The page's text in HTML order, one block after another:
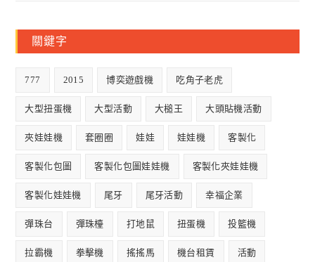
關鍵字
777 2015 博奕遊戲機 吃角子老虎
大型扭蛋機 大型活動 大槌王 大頭貼機活動
夾娃娃機 套圈圈 娃娃 娃娃機 客製化
客製化包圖 客製化包圖娃娃機 客製化夾娃娃機
客製化娃娃機 尾牙 尾牙活動 幸福企業
彈珠台 彈珠檯 打地鼠 扭蛋機 投籃機
拉霸機 拳擊機 搖搖馬 機台租賃 活動